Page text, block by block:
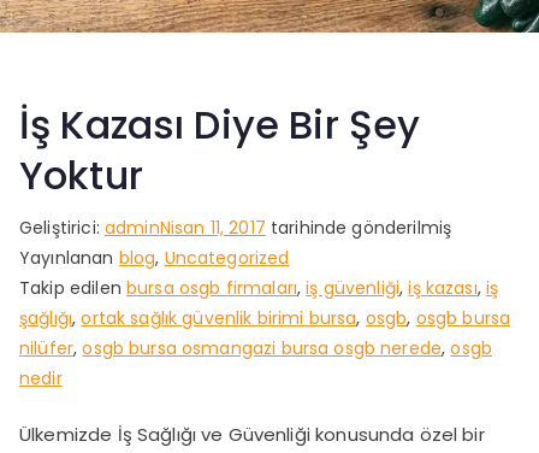
İş Kazası Diye Bir Şey
Yoktur
Geliştirici: adminNisan 11, 2017 tarihinde gönderilmiş
Yayınlanan blog, Uncategorized
Takip edilen bursa osgb firmaları,iş güvenliği,iş kazası,iş
şağlığı,ortak sağlık güvenlik birimi bursa, osgb, osgb bursa
nilüfer,osgb bursa osmangazi bursa osgb nerede,osgb
nedir
Ülkemizde İş Sağlığı ve Güvenliği konusunda özel bir